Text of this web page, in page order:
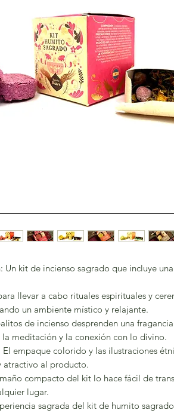
Un kit de incienso sagrado que incluye
llevar a cabo rituales espirituales y
un ambiente místico y relajante.
de incienso desprenden una
la meditación y la conexión con lo divino.
El empaque colorido y las ilustraciones
atractivo al producto.
compacto del kit lo hace fácil de
lugar.
sagrada del kit de humito